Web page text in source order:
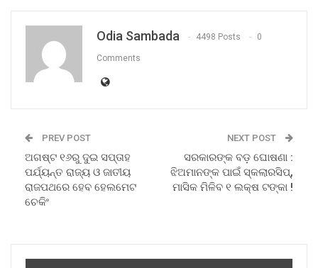
Odia Sambada 4498 Posts 0
Comments
PREV POST
ଅଗଷ୍ଟ ୧୬ରୁ ଦୁଇ ସପ୍ତାହ
ପର୍ଯ୍ୟନ୍ତ ରାଜ୍ୟ ଓ ଜାତୀୟ
ରାଜପଥରେ ହେବ ହେଲମେଟ
ଚେକିଂ
NEXT POST
ସରକାରଙ୍କ ବଡ଼ ଘୋଷଣା :
ଝିଅମାନଙ୍କ ପାଇଁ ସ୍କଲାରସିପ୍‌,
ମାସିକ ମିଳିବ ୧ ଲକ୍ଷ ଟଙ୍କା !